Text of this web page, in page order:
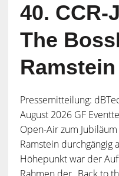
40. CCR-
The
Ramstein
Pressemitteilung:
August 2026 GF
Open-Air zum
Ramstein durchgängig
Höhepunkt war der